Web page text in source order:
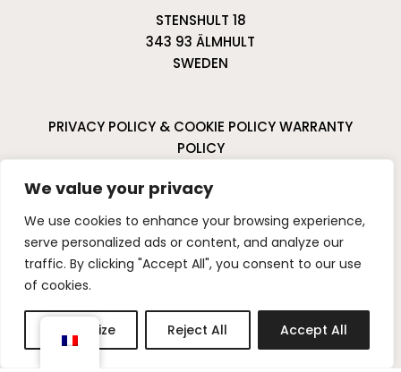
We value your privacy
We use cookies to enhance your browsing experience,
serve personalized ads or content, and analyze our
traffic. By clicking "Accept All", you consent to our use
of cookies.
Customize Reject All Accept All
STENSHULT 18
343 93 ÄLMHULT
SWEDEN
PRIVACY POLICY & COOKIE POLICYWARRANTY
POLICY
I
n
s
a
g
r
P
i
n
e
r
e